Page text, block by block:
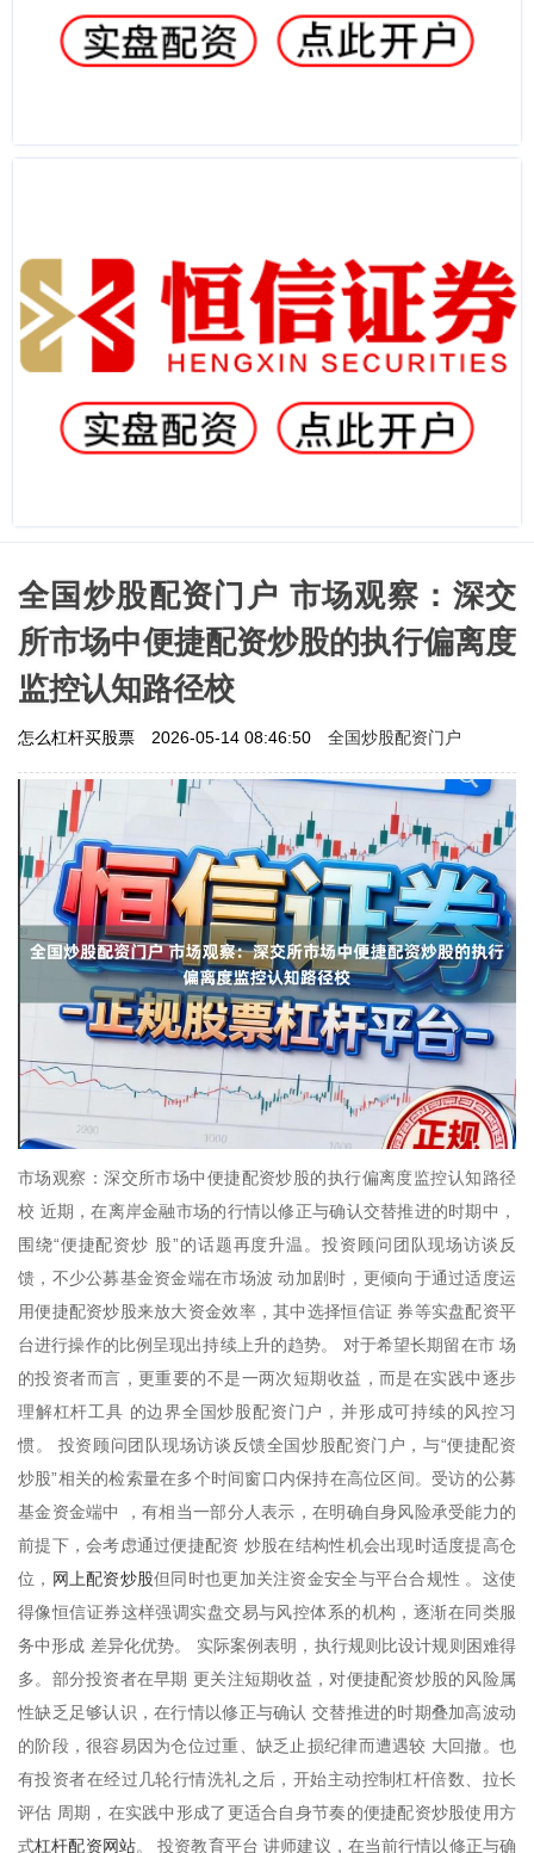
全国炒股配资门户 市场观察：深交
所市场中便捷配资炒股的执行偏离度
监控认知路径校
怎么杠杆买股票 2026-05-14 08:46:50 全国炒股配资门户
市场观察：深交所市场中便捷配资炒股的执行偏离度监控认知路径
校 近期，在离岸金融市场的行情以修正与确认交替推进的时期中，
围绕“便捷配资炒 股”的话题再度升温。投资顾问团队现场访谈反
馈，不少公募基金资金端在市场波 动加剧时，更倾向于通过适度运
用便捷配资炒股来放大资金效率，其中选择恒信证 券等实盘配资平
台进行操作的比例呈现出持续上升的趋势。 对于希望长期留在市 场
的投资者而言，更重要的不是一两次短期收益，而是在实践中逐步
理解杠杆工具 的边界全国炒股配资门户，并形成可持续的风控习
惯。 投资顾问团队现场访谈反馈全国炒股配资门户，与“便捷配资
炒股”相关的检索量在多个时间窗口内保持在高位区间。受访的公募
基金资金端中 ，有相当一部分人表示，在明确自身风险承受能力的
前提下，会考虑通过便捷配资 炒股在结构性机会出现时适度提高仓
位， 网上配资炒股但同时也更加关注资金安全与平台合规性 。这使
得像恒信证券这样强调实盘交易与风控体系的机构，逐渐在同类服
务中形成 差异化优势。 实际案例表明，执行规则比设计规则困难得
多。部分投资者在早期 更关注短期收益，对便捷配资炒股的风险属
性缺乏足够认识，在行情以修正与确认 交替推进的时期叠加高波动
的阶段，很容易因为仓位过重、缺乏止损纪律而遭遇较 大回撤。也
有投资者在经过几轮行情洗礼之后，开始主动控制杠杆倍数、拉长
评估 周期，在实践中形成了更适合自身节奏的便捷配资炒股使用方
式杠杆配资网站。 投资教育平台 讲师建议，在当前行情以修正与确